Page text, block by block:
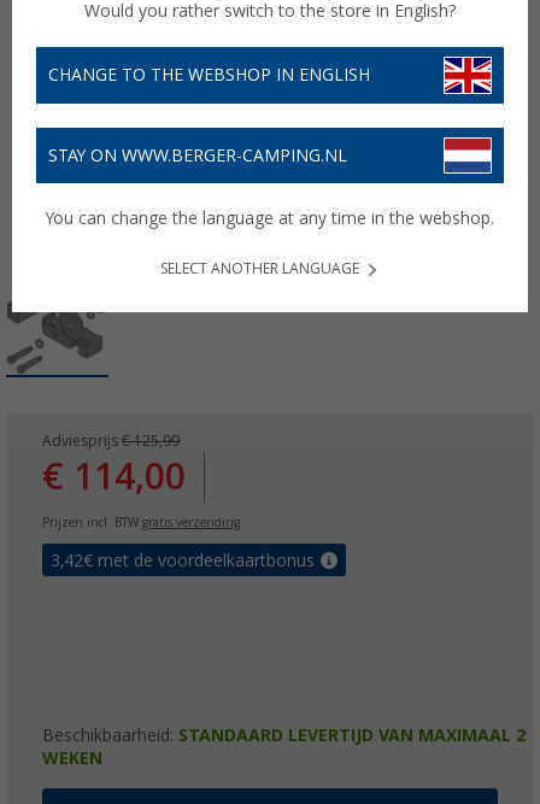
Adviesprijs € 125,99
€ 114,00
Prijzen incl. BTW gratis verzending
3,42€ met de voordeelkaartbonus
Beschikbaarheid: STANDAARD LEVERTIJD VAN MAXIMAAL 2
WEKEN
Would you rather switch to the store in English?
CHANGE TO THE WEBSHOP IN ENGLISH
STAY ON WWW.BERGER-CAMPING.NL
You can change the language at any time in the webshop.
SELECT ANOTHER LANGUAGE